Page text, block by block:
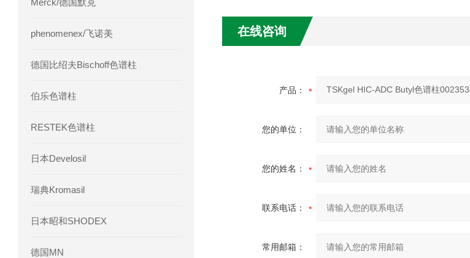
Merck/德国默克
phenomenex/飞诺美
德国比绍夫Bischoff色谱柱
伯乐色谱柱
RESTEK色谱柱
日本Develosil
瑞典Kromasil
日本昭和SHODEX
德国MN
在线咨询
产品：
您的单位：
您的姓名：
联系电话：
常用邮箱：